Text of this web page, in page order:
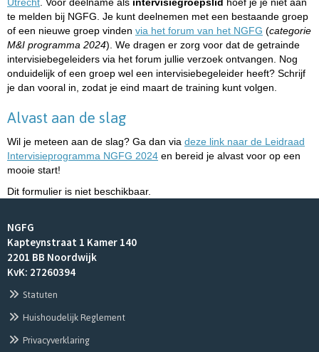
te melden bij NGFG. Je kunt deelnemen met een bestaande groep
of een nieuwe groep vinden via het forum van het NGFG (categorie
M&I programma 2024). We dragen er zorg voor dat de getrainde
intervisiebegeleiders via het forum jullie verzoek ontvangen. Nog
onduidelijk of een groep wel een intervisiebegeleider heeft? Schrijf
je dan vooral in, zodat je eind maart de training kunt volgen.
Alvast aan de slag
Wil je meteen aan de slag? Ga dan via deze link naar de Leidraad
Intervisieprogramma NGFG 2024 en bereid je alvast voor op een
mooie start!
Dit formulier is niet beschikbaar.
NGFG
Kapteynstraat 1 Kamer 140
2201 BB Noordwijk
KvK: 27260394
Statuten
Huishoudelijk Reglement
Privacyverklaring